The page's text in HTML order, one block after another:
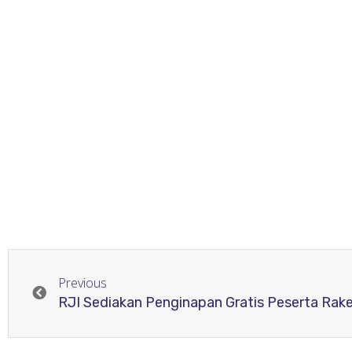
Previous
RJI Sediakan Penginapan Gratis Peserta